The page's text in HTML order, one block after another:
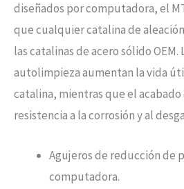
diseñados por computadora, el
que cualquier catalina de
las catalinas de acero sólido OEM.
autolimpieza aumentan la vida
catalina, mientras que el
resistencia a la corrosión y al
Agujeros de reducción de
computadora.